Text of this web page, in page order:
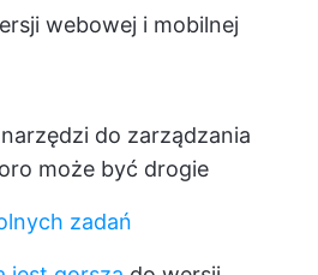
webowej i mobilnej
do zarządzania
może być drogie
zadań